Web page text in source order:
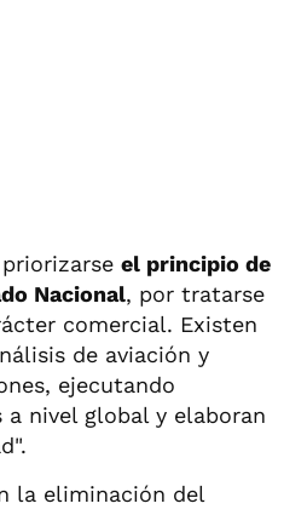
el principio de
Nacional, por tratarse
comercial. Existen
de aviación y
ejecutando
nivel global y elaboran